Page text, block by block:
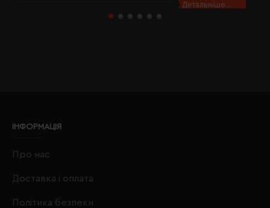
Детальніше...
ІНФОРМАЦІЯ
Про нас
Доставка і оплата
Політика безпеки